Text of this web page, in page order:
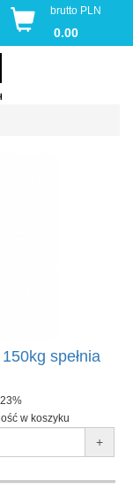
brutto PLN
0.00
spełnia
w koszyku
+